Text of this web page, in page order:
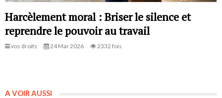
Harcèlement moral : Briser le silence et
reprendre le pouvoir au travail
vos droits 24 Mar 2026 2332 fois
A VOIR AUSSI